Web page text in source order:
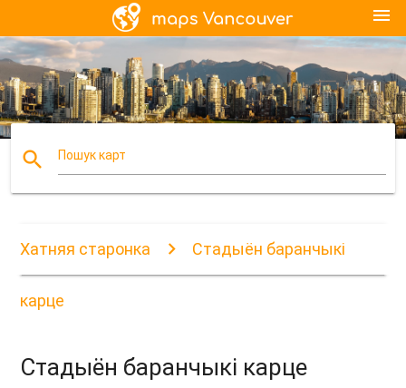
menu
search Пошук карт
Хатняя старонка Стадыён баранчыкі
карце
Стадыён баранчыкі карце